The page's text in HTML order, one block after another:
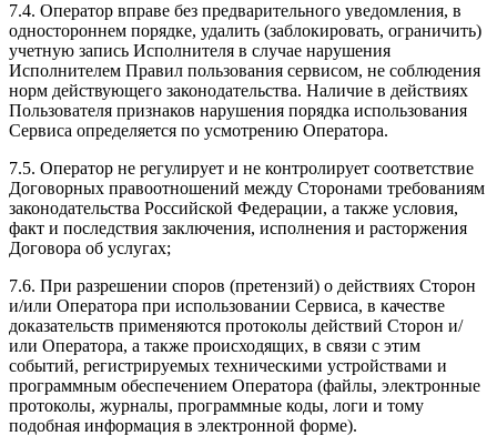
7.4. Оператор вправе без предварительного уведомления, в
одностороннем порядке, удалить (заблокировать, ограничить)
учетную запись Исполнителя в случае нарушения
Исполнителем Правил пользования сервисом, не соблюдения
норм действующего законодательства. Наличие в действиях
Пользователя признаков нарушения порядка использования
Сервиса определяется по усмотрению Оператора.
7.5. Оператор не регулирует и не контролирует соответствие
Договорных правоотношений между Сторонами требованиям
законодательства Российской Федерации, а также условия,
факт и последствия заключения, исполнения и расторжения
Договора об услугах;
7.6. При разрешении споров (претензий) о действиях Сторон
и/или Оператора при использовании Сервиса, в качестве
доказательств применяются протоколы действий Сторон и/
или Оператора, а также происходящих, в связи с этим
событий, регистрируемых техническими устройствами и
программным обеспечением Оператора (файлы, электронные
протоколы, журналы, программные коды, логи и тому
подобная информация в электронной форме).